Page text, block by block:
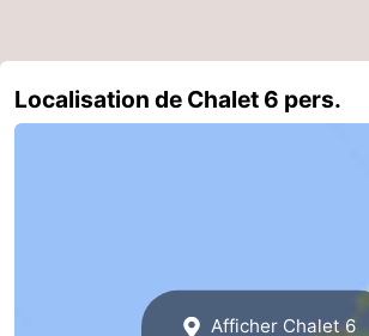
Oranjezon
Oostkapelle
-
Nature
-
Localisation de Chalet 6 pers.
Afficher Chalet 6